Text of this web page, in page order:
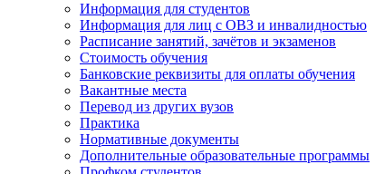
Информация для студентов
Информация для лиц с ОВЗ и инвалидностью
Расписание занятий, зачётов и экзаменов
Стоимость обучения
Банковские реквизиты для оплаты обучения
Вакантные места
Перевод из других вузов
Практика
Нормативные документы
Дополнительные образовательные программы